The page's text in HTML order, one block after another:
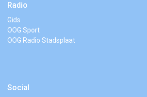
Radio
Gids
OOG Sport
OOG Radio Stadsplaat
Social